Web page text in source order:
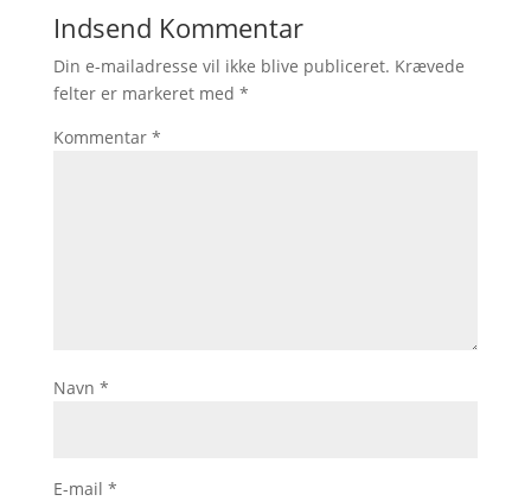
Indsend Kommentar
Din e-mailadresse vil ikke blive publiceret. Krævede
felter er markeret med *
Kommentar *
Navn *
E-mail *